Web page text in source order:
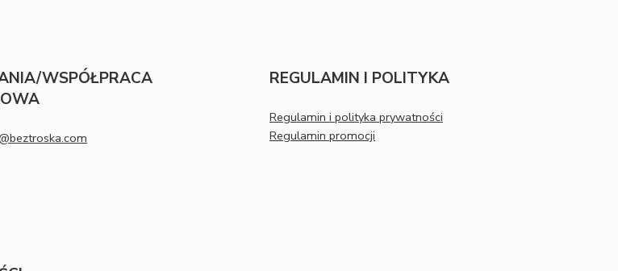
WSPÓŁPRACA
REGULAMIN I POLITYKA
Regulamin i polityka prywatności
Regulamin promocji